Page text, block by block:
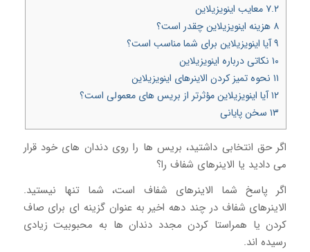
۷.۲ معایب اینویزیلاین
۸ هزینه اینویزیلاین چقدر است؟
۹آیا اینویزیلاین برای شما مناسب است؟
۱۰نکاتی درباره اینویزیلاین
۱۱نحوه تمیز کردن الاینرهای اینویزیلاین
۱۲آیا اینویزیلاین مؤثرتر از بریس های معمولی است؟
۱۳سخن پایانی
اگر حق انتخابی داشتید، بریس ها را روی دندان های خود قرار
می دادید یا الاینرهای شفاف را؟
اگر پاسخ شما الاینرهای شفاف است، شما تنها نیستید.
الاینرهای شفاف در چند دهه اخیر به عنوان گزینه ای برای صاف
کردن یا همراستا کردن مجدد دندان ها به محبوبیت زیادی
رسیده اند.